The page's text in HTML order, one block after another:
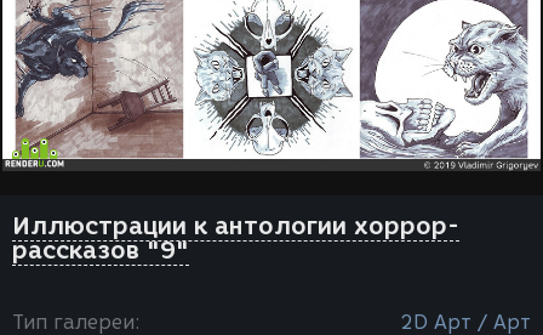
Иллюстрации к антологии хоррор-
рассказов "9"
Тип галереи: 2D Арт / Арт